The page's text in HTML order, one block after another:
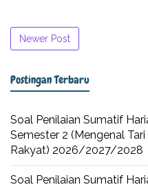
Newer Post
Postingan Terbaru
Soal Penilaian Sumatif
Semester 2 (Mengenal
Rakyat) 2026/2027/2028
Soal Penilaian Sumatif